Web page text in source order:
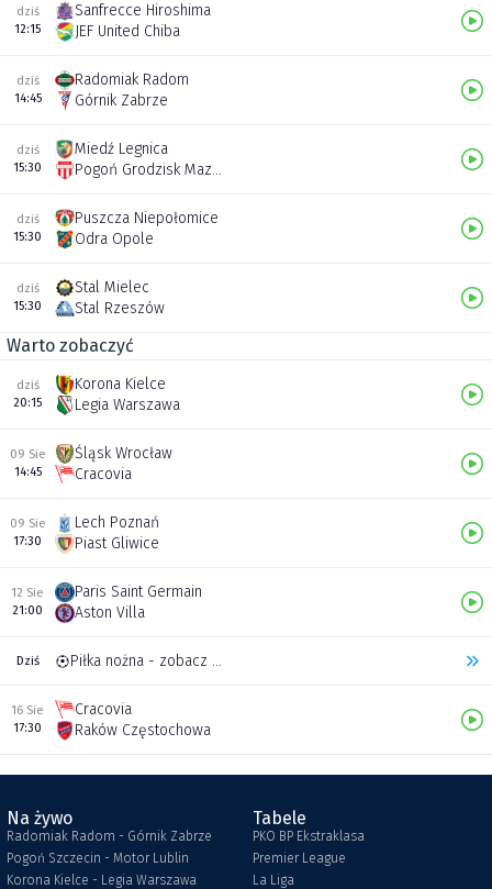
dziś
12:15
Sanfrecce Hiroshima
JEF United Chiba
dziś
14:45
Radomiak Radom
Górnik Zabrze
dziś
15:30
Miedź Legnica
Pogoń Grodzisk Mazowiecki
dziś
15:30
Puszcza Niepołomice
Odra Opole
dziś
15:30
Stal Mielec
Stal Rzeszów
Warto zobaczyć
dziś
20:15
Korona Kielce
Legia Warszawa
09 Sie
14:45
Śląsk Wrocław
Cracovia
09 Sie
17:30
Lech Poznań
Piast Gliwice
12 Sie
21:00
Paris Saint Germain
Aston Villa
Dziś Piłka nożna - zobacz inne transmisje
16 Sie
17:30
Cracovia
Raków Częstochowa
Na żywo
Radomiak Radom - Górnik Zabrze
Pogoń Szczecin - Motor Lublin
Korona Kielce - Legia Warszawa
Tabele
PKO BP Ekstraklasa
Premier League
La Liga